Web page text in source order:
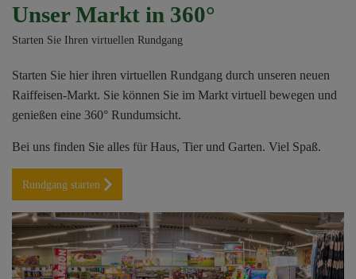
Unser Markt in 360°
Starten Sie Ihren virtuellen Rundgang
Starten Sie hier ihren virtuellen Rundgang durch unseren neuen
Raiffeisen-Markt. Sie können Sie im Markt virtuell bewegen und
genießen eine 360° Rundumsicht.
Bei uns finden Sie alles für Haus, Tier und Garten. Viel Spaß.
Rundgang starten